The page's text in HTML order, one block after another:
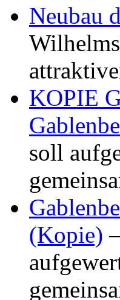
Neubau
KOPIE
soll
(Kopie)